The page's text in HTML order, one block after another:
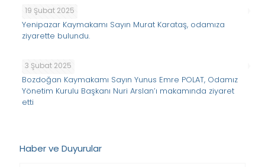
19 Şubat 2025
Yenipazar Kaymakamı Sayın Murat Karataş, odamıza
ziyarette bulundu.
3 Şubat 2025
Bozdoğan Kaymakamı Sayın Yunus Emre POLAT, Odamız
Yönetim Kurulu Başkanı Nuri Arslan’ı makamında ziyaret
etti
Haber ve Duyurular